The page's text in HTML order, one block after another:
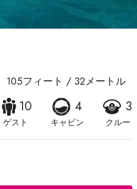
105フィート / 32メートル
10
ゲスト
4
キャビン
3
クルー